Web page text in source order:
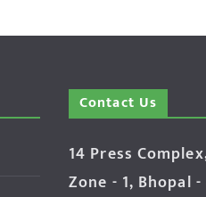
Contact Us
14 Press
Zone - 1, Bhopal -